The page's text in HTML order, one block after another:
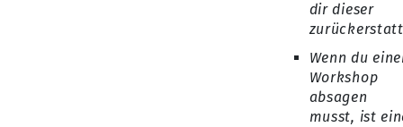
dir dieser
Wenn du
Workshop
absagen
musst, ist